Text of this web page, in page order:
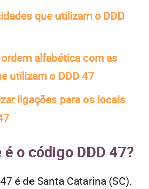
que utilizam o DDD
alfabética com as
utilizam o DDD 47
ligações para os locais
é o código DDD 47?
é de Santa Catarina (SC).